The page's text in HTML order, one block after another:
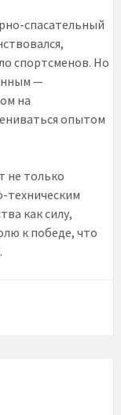
спасательный
спортсменов. Но
—
на
опытом
не только
техническим
как силу,
к победе, что